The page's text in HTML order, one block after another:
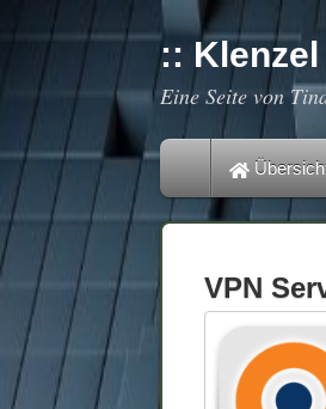
::
Eine Seite von
VPN